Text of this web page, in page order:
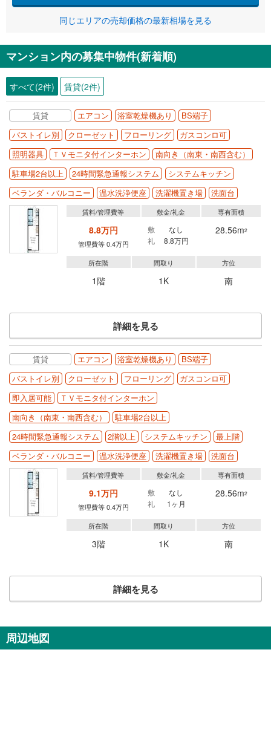
同じエリアの売却価格の最新相場を見る
マンション内の募集中物件(新着順)
すべて(2件) 賃貸(2件)
賃貸 エアコン 浴室乾燥機あり
BS端子
バストイレ別
クローゼット フローリング
ガスコンロ可
照明器具
ＴＶモニタ付インターホン
南向き（南東・南西含む）
駐車場2台以上
24時間緊急通報システム
システムキッチン
ベランダ・バルコニー
温水洗浄便座 洗濯機置き場 洗面台
賃料/管理費等
8.8万円
管理費等 0.4万円
敷金/礼金
敷
なし
礼
8.8万円
専有面積
28.56m2
所在階
1階
間取り
1K
方位
南
詳細を見る
賃貸 エアコン 浴室乾燥機あり
BS端子
バストイレ別
クローゼット フローリング
ガスコンロ可
即入居可能
ＴＶモニタ付インターホン
南向き（南東・南西含む）
駐車場2台以上
24時間緊急通報システム
2階以上 システムキッチン
最上階
ベランダ・バルコニー
温水洗浄便座 洗濯機置き場 洗面台
賃料/管理費等
9.1万円
管理費等 0.4万円
敷金/礼金
敷
なし
礼
1ヶ月
専有面積
28.56m2
所在階
3階
間取り
1K
方位
南
詳細を見る
周辺地図